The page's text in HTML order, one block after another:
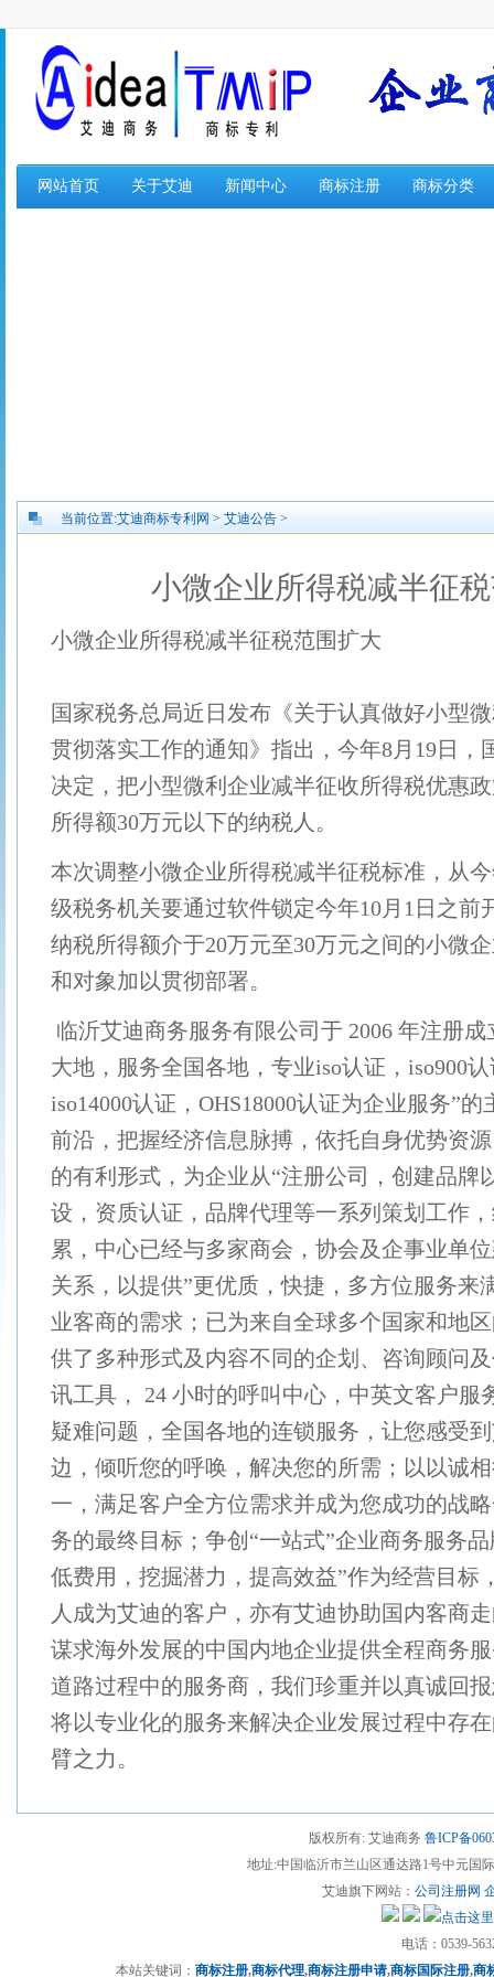
网站首页 关于艾迪 新闻中心 商标注册 商标分类
当前位置:艾迪商标专利网 > 艾迪公告 >
小微企业所得税减半征
小微企业所得税减半征税范围扩大
国家税务总局近日发布《关于认真做好小型
贯彻落实工作的通知》指出 ，今年8月19日
决定，把小型微利企业减半征收所得税优惠
所得额30万元以下的纳税人。
本次调整小微企业所得税减半征税标准，从
级税务机关要通过软件锁定今年10月1日之前
纳税所得额介于20万元至30万元之间的小微
和对象加以贯彻部署。
临沂艾迪商务服务有限公司于 2006 年注册
大地，服务全国各地，专业iso认证，iso900
iso14000认证，OHS18000认证为企业服务”
前沿，把握经济信息脉搏，依托自身优势资
的有利形式，为企业从“注册公司，创建品牌
设，资质认证，品牌代理等一系列策划工作，
累，中心已经与多家商会，协会及企事业单
关系 ，以提供”更优质，快捷，多方位服务来
业客商的需求；已为来自全球多个国家和地
供了多种形式及内容不同的企划、咨询顾问
讯工具， 24 小时的呼叫中心，中英文客户服
疑难问题，全国各地的连锁服务，让您感受
边，倾听您的呼唤，解决您的所需；以以诚相
一，满足客户全方位需求并成为您成功的战
务的最终目标；争创“一站式”企业商务服务
低费用，挖掘潜力，提高效益”作为经营目标
人成为艾迪的客户，亦有艾迪协助国内客商
谋求海外发展的中国内地企业提供全程商务
道路过程中的服务商，我们珍重并以真诚回
将以专业化的服务来解决企业发展过程中存
臂之力。
版权所有: 艾迪商务 鲁ICP备
地址:中国临沂市兰山区通达路1号中元国
艾迪旗下网站： 公司注册网
电话：0539-
本站关键词： 商标注册,商标代理,商标注册申请,商标国际注册,商